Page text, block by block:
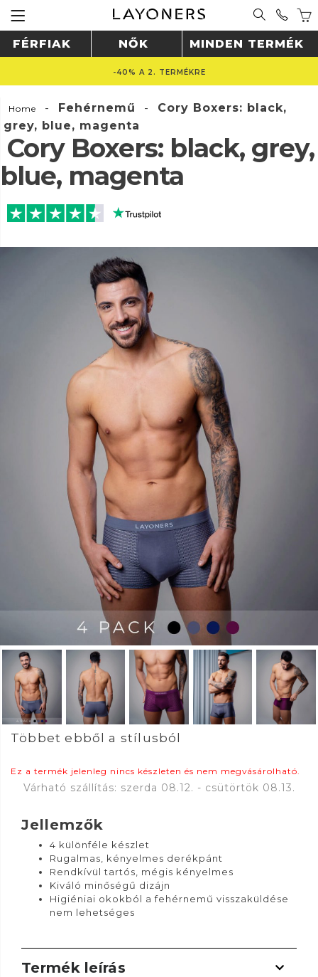
FÉRFIAK NŐK MINDEN TERMÉK
-40% A 2. TERMÉKRE
Home - Fehérnemű -
Cory Boxers: black,
grey, blue, magenta
Cory Boxers: black, grey,
blue, magenta
Többet ebből a stílusból
Ez a termék jelenleg nincs készleten és nem megvásárolható.
Várható szállítás: szerda 08.12. - csütörtök 08.13.
Jellemzők
4 különféle készlet
Rugalmas, kényelmes derékpánt
Rendkívül tartós, mégis kényelmes
Kiváló minőségű dizájn
Higiéniai okokból a fehérnemű visszaküldése
nem lehetséges
Termék leírás